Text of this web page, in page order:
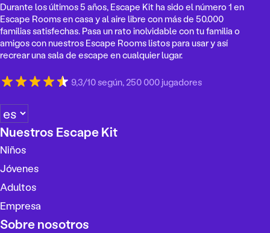
Durante los últimos 5 años, Escape Kit ha sido el número 1 en
Escape Rooms en casa y al aire libre con más de 50.000
familias satisfechas. Pasa un rato inolvidable con tu familia o
amigos con nuestros Escape Rooms listos para usar y así
recrear una sala de escape en cualquier lugar.
9,3/10 según, 250 000 jugadores
E
l
e
g
u
n
i
Nuestros Escape Kit
Niños
Jóvenes
Adultos
Empresa
Sobre nosotros